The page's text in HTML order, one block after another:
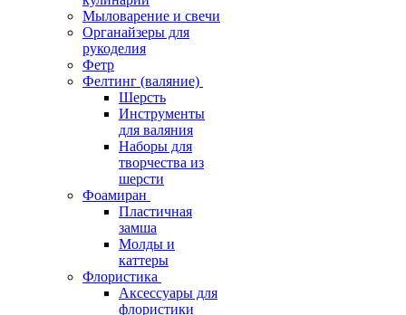
Мыловарение и свечи
Органайзеры для
рукоделия
Фетр
Фелтинг (валяние)
Шерсть
Инструменты
для валяния
Наборы для
творчества из
шерсти
Фоамиран
Пластичная
замша
Молды и
каттеры
Флористика
Аксессуары для
флористики